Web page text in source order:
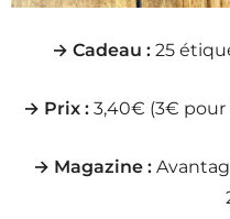
→ Cadeau : 25
→ Prix :3,40€ (3€ pour
→ Magazine :